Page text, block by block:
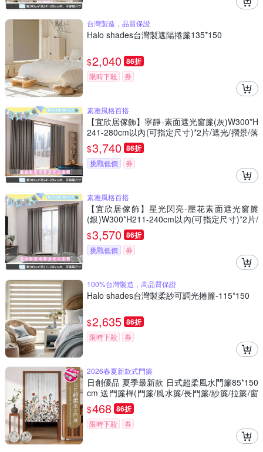
台灣製造，品質保證
Halo shades台灣製遮陽捲簾135*150
$2,040 86折
限時下殺 券
素雅風格百搭
【宜欣居傢飾】寧靜-素面遮光窗簾(灰)W300*H
241-280cm以內(可指定尺寸)*2片/遮光/摺景/落
地/窗簾/台灣製MIT
$3,740 86折
挑戰低價 券
素雅風格百搭
【宜欣居傢飾】星光閃亮-壓花素面遮光窗簾
(銀)W300*H211-240cm以內(可指定尺寸)*2片/
遮光/摺景/落地/窗簾/台灣製MIT
$3,570 86折
挑戰低價 券
100%台灣製造，高品質保證
Halo shades台灣製柔紗可調光捲簾-115*150
$2,635 86折
限時下殺 券
2026春夏新款式門簾
日創優品 夏季最新款 日式超柔風水門簾85*150
cm 送門簾桿(門簾/風水簾/長門簾/紗簾/拉簾/窗
簾)
$468 86折
限時下殺 券